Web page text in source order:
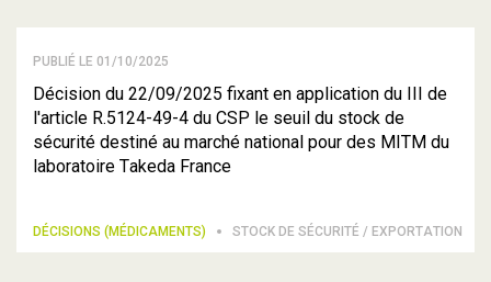
PUBLIÉ LE 01/10/2025
Décision du 22/09/2025 fixant en application du III de
l'article R.5124-49-4 du CSP le seuil du stock de
sécurité destiné au marché national pour des MITM du
laboratoire Takeda France
DÉCISIONS (MÉDICAMENTS) STOCK DE SÉCURITÉ / EXPORTATION